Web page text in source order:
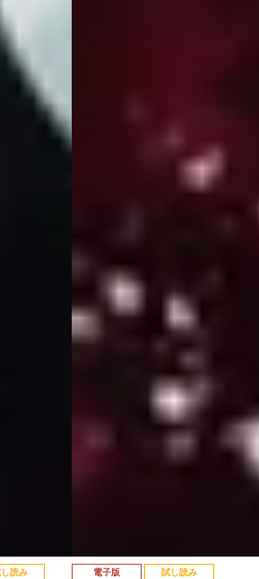
読み 電子版 試し読み